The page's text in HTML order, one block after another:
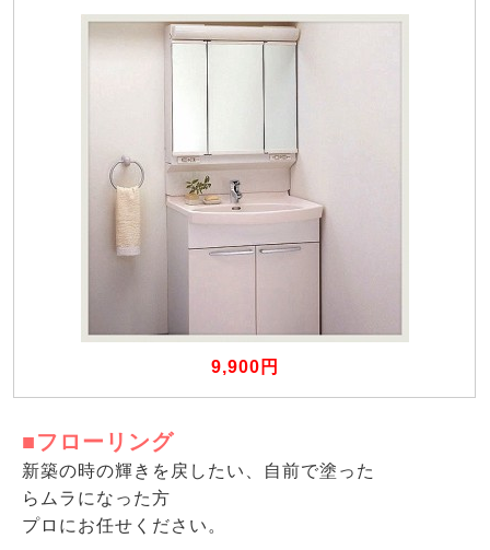
9,900円
■フローリング
新築の時の輝きを戻したい、自前で塗った
らムラになった方
プロにお任せください。